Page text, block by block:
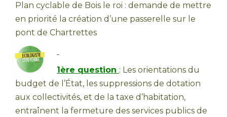
Plan cyclable de Bois le roi : demande de mettre
en priorité la création d’une passerelle sur le
pont de Chartrettes
1ère question : Les orientations du
budget de l’État, les suppressions de dotation
aux collectivités, et de la taxe d’habitation,
entraînent la fermeture des services publics de